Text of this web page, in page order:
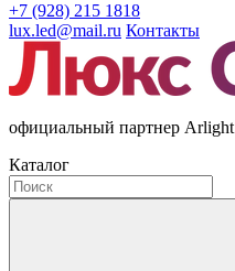
+7 (928) 215 1818
lux.led@mail.ru Контакты
официальный партнер Arlight
Каталог